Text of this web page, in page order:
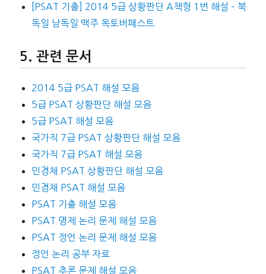
[PSAT 기출] 2014 5급 상황판단 A책형 1번 해설 – 북
독일 남독일 맥주 옥토버페스트
관련 문서
2014 5급 PSAT 해설 모음
5급 PSAT 상황판단 해설 모음
5급 PSAT 해설 모음
국가직 7급 PSAT 상황판단 해설 모음
국가직 7급 PSAT 해설 모음
민경채 PSAT 상황판단 해설 모음
민경채 PSAT 해설 모음
PSAT 기출 해설 모음
PSAT 명제 논리 문제 해설 모음
PSAT 정언 논리 문제 해설 모음
정언 논리 공부 자료
PSAT 추론 문제 해설 모음